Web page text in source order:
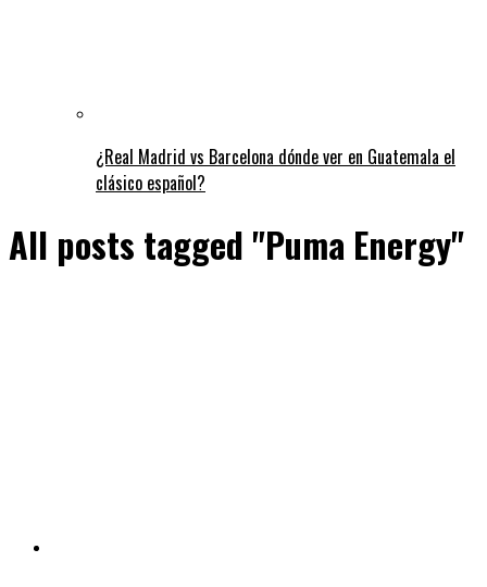
¿Real Madrid vs Barcelona dónde ver en Guatemala el
clásico español?
All posts tagged "Puma Energy"